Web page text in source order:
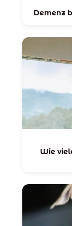
Demenz
Wie